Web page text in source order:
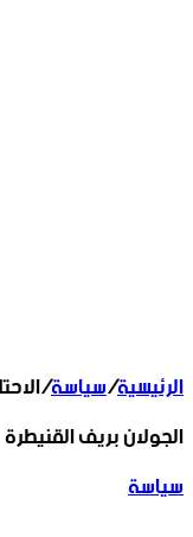
الرئيسية/سياسة/
الجولان بريف القنيطرة
سياسة